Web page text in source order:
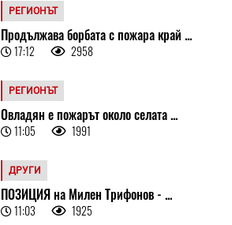
РЕГИОНЪТ
Продължава борбата с пожара край ...
17:12 2958
РЕГИОНЪТ
Овладян е пожарът около селата ...
11:05 1991
ДРУГИ
ПОЗИЦИЯ на Милен Трифонов - ...
11:03 1925